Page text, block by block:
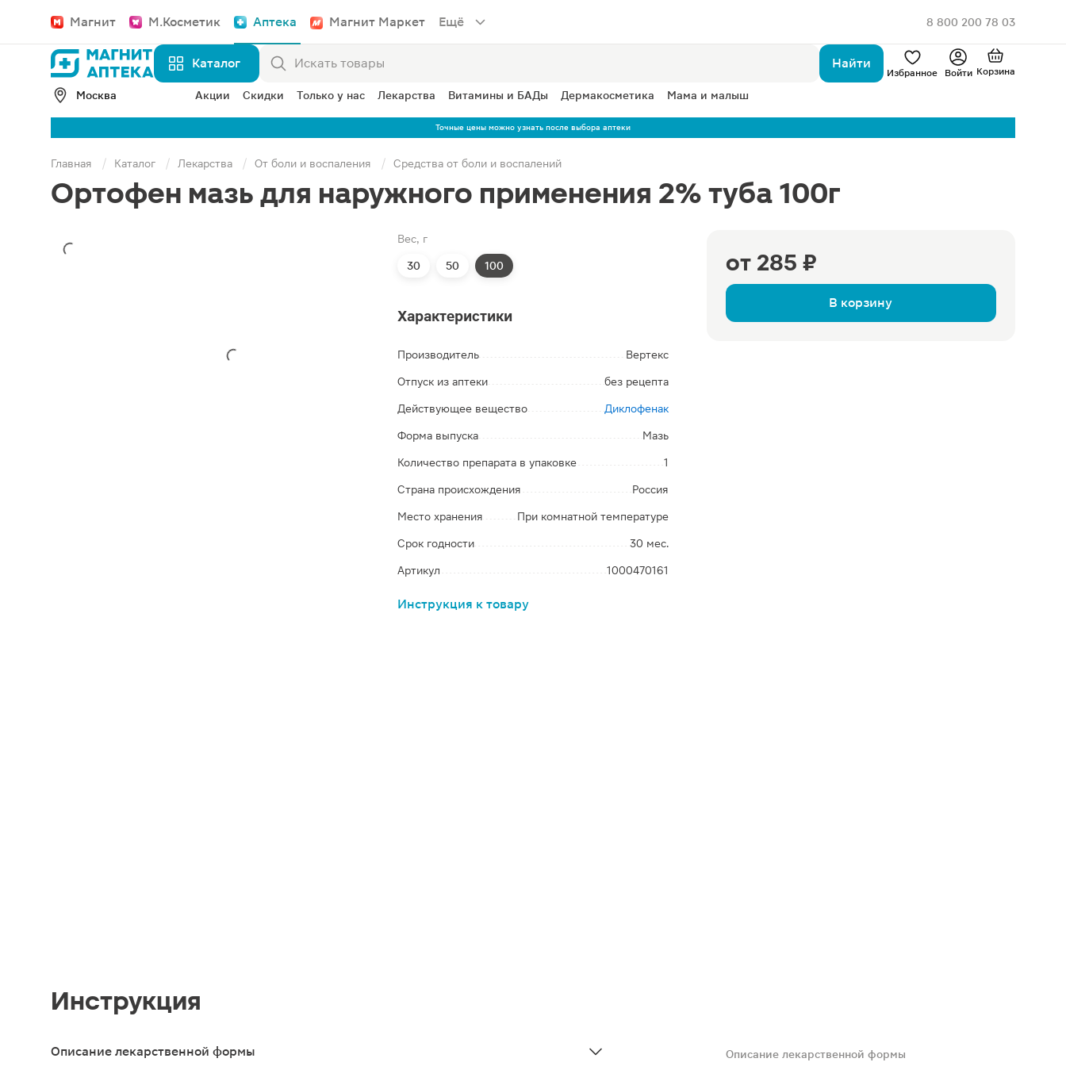
Магнит М.Косметик Аптека Магнит Маркет Ещё 8 800 200 78 03
Каталог Найти
Избранное Войти Корзина
Москва Акции Скидки Только у нас Лекарства Витамины и БАДы Дермакосметика Мама и малыш
Точные цены можно узнать после выбора аптеки
Главная Каталог Лекарства От боли и воспаления Средства от боли и воспалений
Ортофен мазь для наружного применения 2% туба 100г
от 285 ₽
В корзину
Вес, г
30 50 100
Характеристики
Производитель Вертекс
Отпуск из аптеки без рецепта
Действующее вещество Диклофенак
Форма выпуска Мазь
Количество препарата в упаковке 1
Страна происхождения Россия
Место хранения При комнатной температуре
Срок годности 30 мес.
Артикул 1000470161
Инструкция к товару
Инструкция
Описание лекарственной формы
Описание лекарственной формы